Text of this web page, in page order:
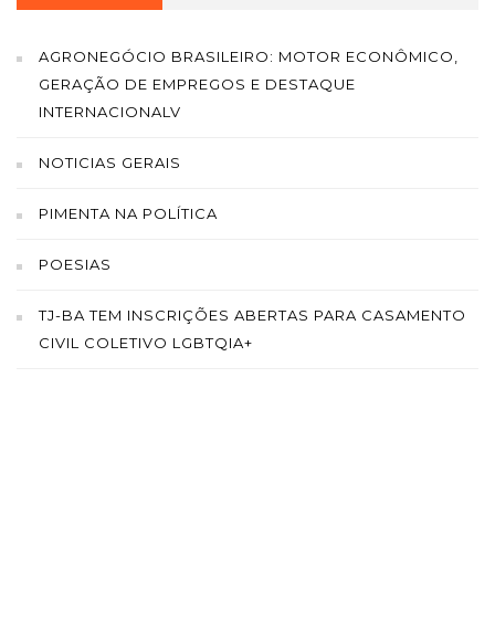
AGRONEGÓCIO BRASILEIRO: MOTOR ECONÔMICO,
GERAÇÃO DE EMPREGOS E DESTAQUE
INTERNACIONALV
NOTICIAS GERAIS
PIMENTA NA POLÍTICA
POESIAS
TJ-BA TEM INSCRIÇÕES ABERTAS PARA CASAMENTO
CIVIL COLETIVO LGBTQIA+